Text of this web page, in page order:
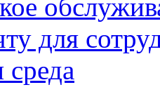
для